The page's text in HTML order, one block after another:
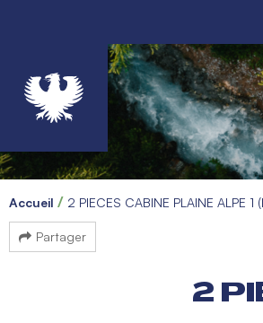
Accueil 2 PIECES CABINE PLAINE ALPE
Partager
2